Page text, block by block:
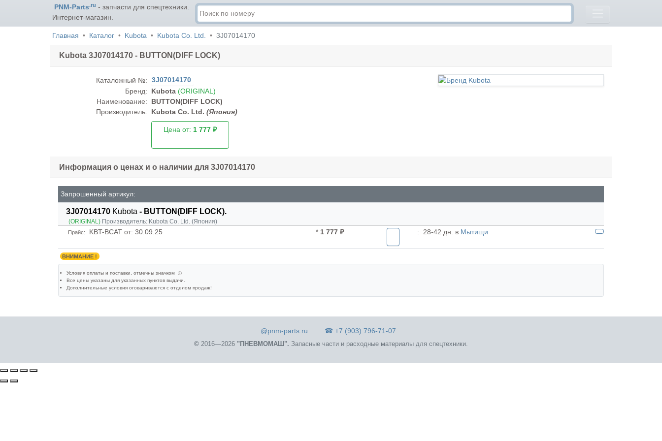
PNM-Parts.ru - запчасти для спецтехники.
Интернет-магазин.
Главная Каталог Kubota Kubota Co. Ltd. 3J07014170
Kubota 3J07014170 - BUTTON(DIFF LOCK)
Каталожный №:
3J07014170
Бренд:
Kubota (ORIGINAL)
Наименование:
BUTTON(DIFF LOCK)
Производитель:
Kubota Co. Ltd. (Япония)
Цена от: 1 777 ₽
Информация о ценах и о наличии для 3J07014170
Запрошенный артикул:
3J07014170 Kubota - BUTTON(DIFF LOCK).
(ORIGINAL)Производитель: Kubota Co. Ltd. (Япония)
Прайс: KBT-BCAT от: 30.09.25 * 1 777 ₽ : 28-42 дн. в Мытищи
ВНИМАНИЕ !
Условия оплаты и поставки , отмечны значком ⓘ
Все цены указаны для указанных пунктов выдачи
Дополнительные условия оговариваются с отделом продаж!
@pnm-parts.ru ☎ +7 (903) 796-71-07
© 2016—2026 "ПНЕВМОМАШ". Запасные части и расходные материалы для спецтехники.